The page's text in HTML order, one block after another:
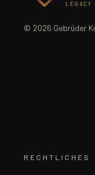
LEGACY
© 2026 Gebrüder
RECHTLICHES